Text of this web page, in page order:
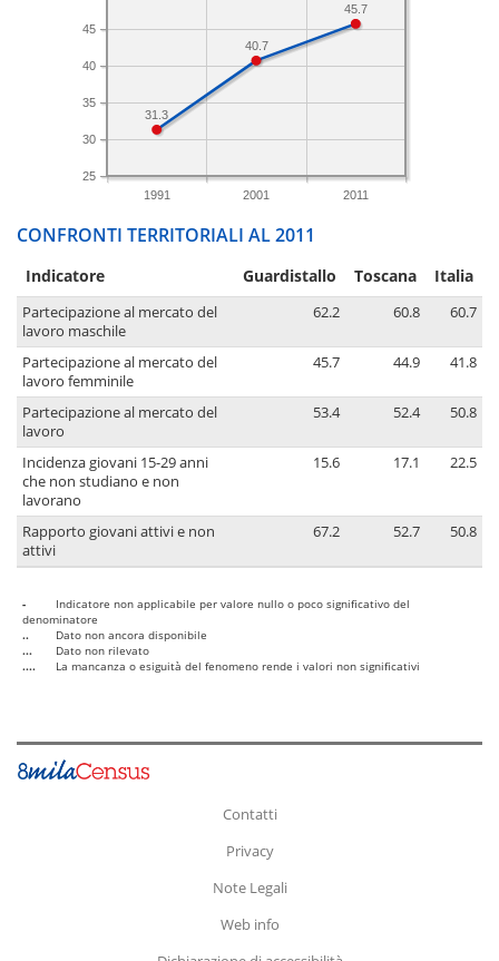
1991 2001 2011
25
30
35
40
45
45.7
40.7
31.3
CONFRONTI TERRITORIALI AL 2011
Indicatore Guardistallo Toscana Italia
Partecipazione al mercato del
lavoro maschile
62.2 60.8 60.7
Partecipazione al mercato del
lavoro femminile
45.7 44.9 41.8
Partecipazione al mercato del
lavoro
53.4 52.4 50.8
Incidenza giovani 15-29 anni
che non studiano e non
lavorano
15.6 17.1 22.5
Rapporto giovani attivi e non
attivi
67.2 52.7 50.8
-
Indicatore non applicabile per valore nullo o poco significativo del
denominatore
..
Dato non ancora disponibile
...
Dato non rilevato
....
La mancanza o esiguità del fenomeno rende i valori non significativi
Contatti
Privacy
Note Legali
Web info